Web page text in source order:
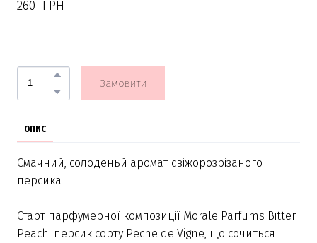
260  ГРН
Замовити
ОПИС
Смачний, солоденьй аромат свіжорозрізаного
персика
Старт парфумерної композиції Morale Parfums Bitter
Peach: персик сорту Peche de Vigne, що сочиться